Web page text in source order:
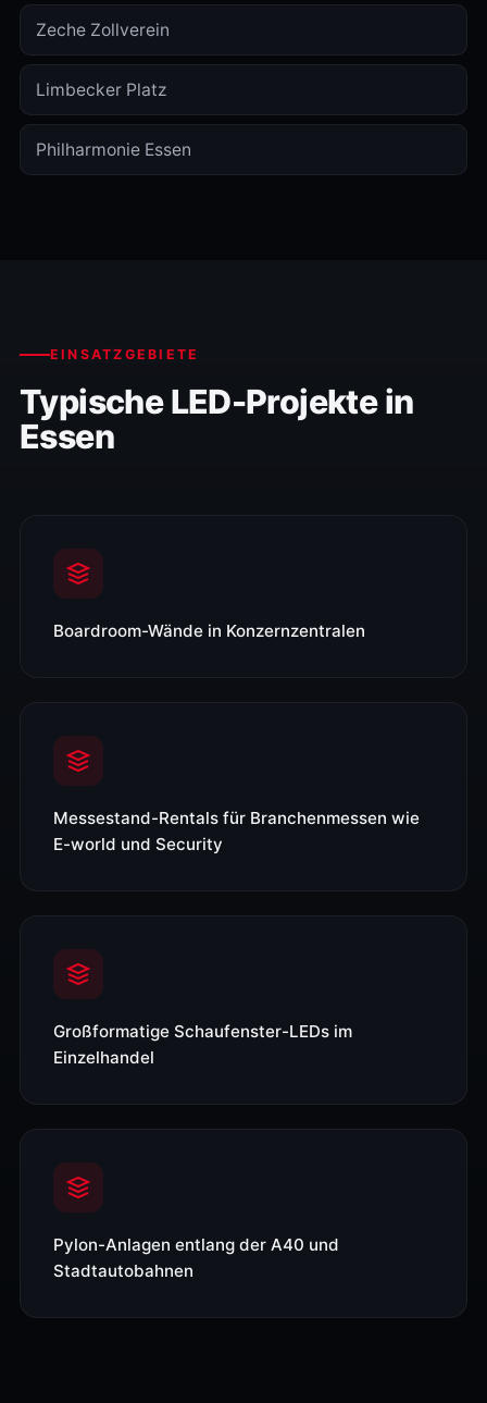
Zeche Zollverein
Limbecker Platz
Philharmonie Essen
EINSATZGEBIETE
Typische LED-Projekte in
Essen
Boardroom-Wände in Konzernzentralen
Messestand-Rentals für Branchenmessen wie
E-world und Security
Großformatige Schaufenster-LEDs im
Einzelhandel
Pylon-Anlagen entlang der A40 und
Stadtautobahnen